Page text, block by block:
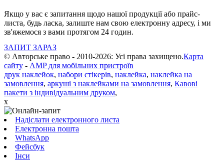
Якщо у вас є запитання щодо нашої продукції або прайс-
листа, будь ласка, залиште нам свою електронну адресу, і ми
зв'яжемося з вами протягом 24 годин.
ЗАПИТ ЗАРАЗ
© Авторське право - 2010-2026: Усі права захищено.Карта
сайту - AMP для мобільних пристроїв
друк наклейок, набори стікерів, наклейка, наклейка на
замовлення, аркуші з наклейками на замовлення, Кавові
пакети з індивідуальним друком,
x
Надіслати електронного листа
Електронна пошта
WhatsApp
Фейсбук
Інси